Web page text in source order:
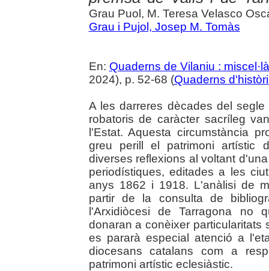
Grau Puol, M. Teresa Velasco
Grau i Pujol, Josep M. Tomàs
En: Quaderns de Vilaniu :
2024), p. 52-68 (Quaderns
A les darreres dècades del
robatoris de caràcter sacríleg
l'Estat. Aquesta circumstància
greu perill el patrimoni artístic
diverses reflexions al voltant
periodístiques, editades a les
anys 1862 i 1918. L'anàlisi de
partir de la consulta de
l'Arxidiòcesi de Tarragona no
donaran a conèixer
es pararà especial atenció a
diocesans catalans com a
patrimoni artístic eclesiàstic.